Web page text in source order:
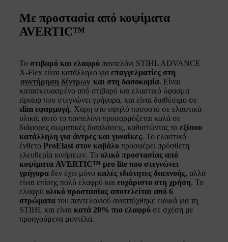
Με προστασία από κοψίματα
AVERTIC™
Το στιβαρό και ελαφρύ παντελόνι STIHL ADVANCE
X-Flex είναι κατάλληλο για επαγγελματίες στη
συντήρηση δέντρων και στη δασοκομία. Είναι
κατασκευασμένο από στιβαρό και ελαστικό ύφασμα
ripstop που στεγνώνει γρήγορα, και είναι διαθέσιμο σε
slim εφαρμογή. Χάρη στο υψηλό ποσοστό σε ελαστικά
υλικά, αυτό το παντελόνι προσαρμόζεται καλά σε
διάφορες σωματικές διαπλάσεις, καθιστώντας το εξίσου
κατάλληλη για άντρες και γυναίκες. Το ελαστικό
ένθετο ProElast στον καβάλο προσφέρει πρόσθετη
ελευθερία κινήσεων. Το υλικό προστασίας από
κοψίματα AVERTIC™ pro lite που στεγνώνει
γρήγορα δεν έχει μόνο καλές ιδιότητες διαπνοής, αλλά
είναι επίσης πολύ ελαφρύ και ευχάριστο στη χρήση. Το
ελαφρύ υλικό προστασίας αποτελείται από 6
στρώματα του παντελονιού αναπτύχθηκε ειδικά για τη
STIHL και είναι κατά 20% πιο ελαφρύ σε σχέση με
προηγούμενα μοντέλα.